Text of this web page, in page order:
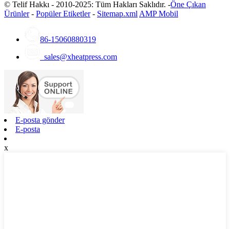
© Telif Hakkı - 2010-2025: Tüm Hakları Saklıdır. -Öne Çıkan
Ürünler- Popüler Etiketler- Sitemap.xml AMP Mobil
86-15060880319
sales@xheatpress.com
E-posta gönder
E-posta
x